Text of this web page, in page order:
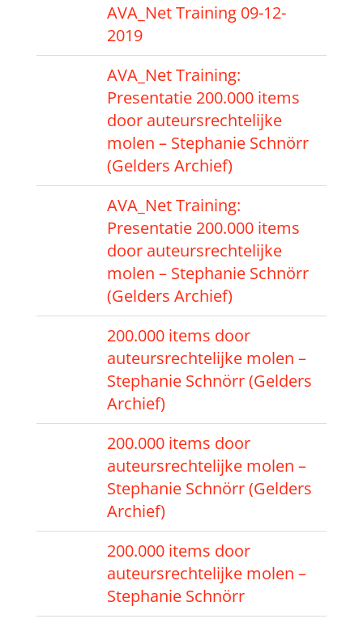
AVA_Net Training 09-12-
2019
AVA_Net Training:
Presentatie 200.000 items
door auteursrechtelijke
molen – Stephanie Schnörr
(Gelders Archief)
AVA_Net Training:
Presentatie 200.000 items
door auteursrechtelijke
molen – Stephanie Schnörr
(Gelders Archief)
200.000 items door
auteursrechtelijke molen –
Stephanie Schnörr (Gelders
Archief)
200.000 items door
auteursrechtelijke molen –
Stephanie Schnörr (Gelders
Archief)
200.000 items door
auteursrechtelijke molen –
Stephanie Schnörr